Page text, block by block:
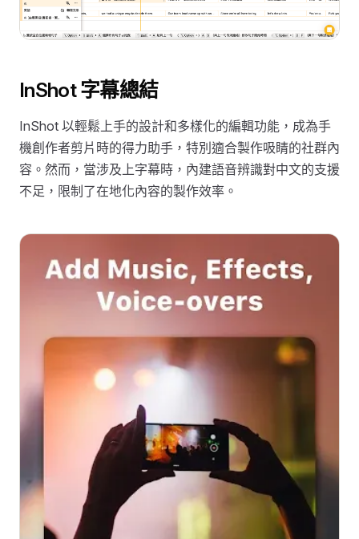
InShot 字幕總結
InShot 以輕鬆上手的設計和多樣化的編輯功能，成為手
機創作者剪片時的得力助手，特別適合製作吸睛的社群內
容。然而，當涉及上字幕時，內建語音辨識對中文的支援
不足，限制了在地化內容的製作效率。